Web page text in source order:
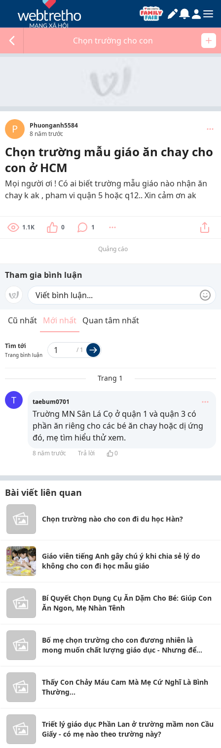
Chọn trường cho con
P
Phuonganh5584
8 năm trước
Chọn trường mẫu giáo ăn chay cho
con ở HCM
Mọi người ơi ! Có ai biết trường mẫu giáo nào nhận ăn
chay k ak , pham vi quận 5 hoặc q12.. Xin cảm ơn ak
1.1K 0 1
Quảng cáo
Tham gia bình luận
Cũ nhất Mới nhất Quan tâm nhất
Tìm tới
Trang bình luận
/ 1
Trang 1
T taebum0701
Truờng MN Sân Lá Cọ ở quận 1 và quận 3 có
phần ăn riêng cho các bé ăn chay hoặc dị ứng
đó, mẹ tìm hiểu thử xem.
8 năm trước Trả lời 0
Bài viết liên quan
Chọn trường nào cho con đi du học Hàn?
Giáo viên tiếng Anh gây chú ý khi chia sẻ lý do
không cho con đi học mẫu giáo
Bí Quyết Chọn Dụng Cụ Ăn Dặm Cho Bé: Giúp Con
Ăn Ngon, Mẹ Nhàn Tênh
Bố mẹ chọn trường cho con đương nhiên là
mong muốn chất lượng giáo dục - Nhưng để
Thấy Con Chảy Máu Cam Mà Mẹ Cứ Nghĩ Là Bình
Thường...
Triết lý giáo dục Phần Lan ở trường mầm non Cầu
Giấy - có mẹ nào theo trường này?